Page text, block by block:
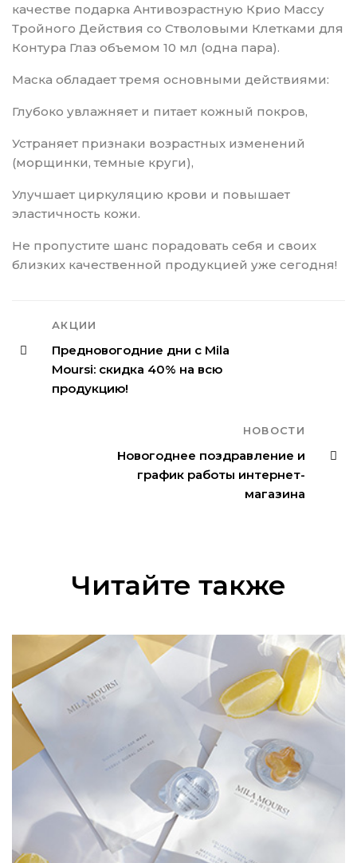
качестве подарка Антивозрастную Крио Массу
Тройного Действия со Стволовыми Клетками для
Контура Глаз объемом 10 мл (одна пара).
Маска обладает тремя основными действиями:
Глубоко увлажняет и питает кожный покров,
Устраняет признаки возрастных изменений
(морщинки, темные круги),
Улучшает циркуляцию крови и повышает
эластичность кожи.
Не пропустите шанс порадовать себя и своих
близких качественной продукцией уже сегодня!
АКЦИИ
Предновогодние дни с Mila
Moursi: скидка 40% на всю
продукцию!
НОВОСТИ
Новогоднее поздравление и
график работы интернет-
магазина
Читайте также